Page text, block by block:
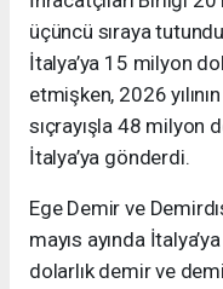
üçüncü sıraya
İtalya’ya 15 milyon
etmişken, 2026
sıçrayışla 48 milyon
İtalya’ya gönderdi.
Ege Demir ve
mayıs ayında
dolarlık demir ve